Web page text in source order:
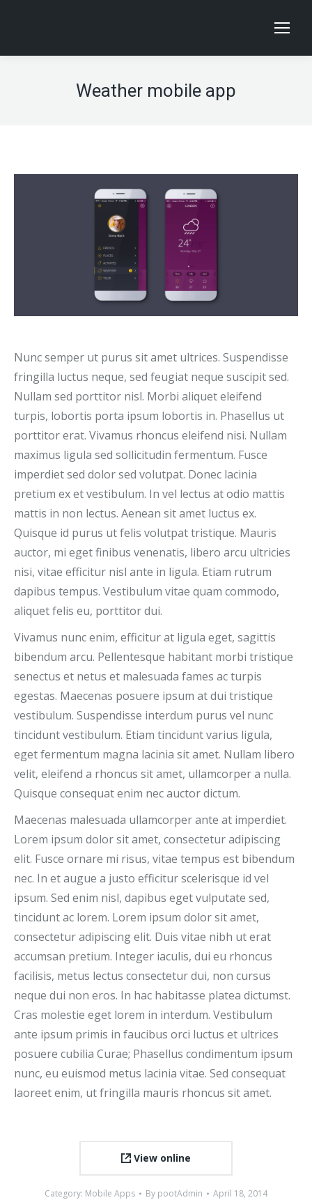
Weather mobile app
Nunc semper ut purus sit amet ultrices. Suspendisse
fringilla luctus neque, sed feugiat neque suscipit sed.
Nullam sed porttitor nisl. Morbi aliquet eleifend
turpis, lobortis porta ipsum lobortis in. Phasellus ut
porttitor erat. Vivamus rhoncus eleifend nisi. Nullam
maximus ligula sed sollicitudin fermentum. Fusce
imperdiet sed dolor sed volutpat. Donec lacinia
pretium ex et vestibulum. In vel lectus at odio mattis
mattis in non lectus. Aenean sit amet luctus ex.
Quisque id purus ut felis volutpat tristique. Mauris
auctor, mi eget finibus venenatis, libero arcu ultricies
nisi, vitae efficitur nisl ante in ligula. Etiam rutrum
dapibus tempus. Vestibulum vitae quam commodo,
aliquet felis eu, porttitor dui.
Vivamus nunc enim, efficitur at ligula eget, sagittis
bibendum arcu. Pellentesque habitant morbi tristique
senectus et netus et malesuada fames ac turpis
egestas. Maecenas posuere ipsum at dui tristique
vestibulum. Suspendisse interdum purus vel nunc
tincidunt vestibulum. Etiam tincidunt varius ligula,
eget fermentum magna lacinia sit amet. Nullam libero
velit, eleifend a rhoncus sit amet, ullamcorper a nulla.
Quisque consequat enim nec auctor dictum.
Maecenas malesuada ullamcorper ante at imperdiet.
Lorem ipsum dolor sit amet, consectetur adipiscing
elit. Fusce ornare mi risus, vitae tempus est bibendum
nec. In et augue a justo efficitur scelerisque id vel
ipsum. Sed enim nisl, dapibus eget vulputate sed,
tincidunt ac lorem. Lorem ipsum dolor sit amet,
consectetur adipiscing elit. Duis vitae nibh ut erat
accumsan pretium. Integer iaculis, dui eu rhoncus
facilisis, metus lectus consectetur dui, non cursus
neque dui non eros. In hac habitasse platea dictumst.
Cras molestie eget lorem in interdum. Vestibulum
ante ipsum primis in faucibus orci luctus et ultrices
posuere cubilia Curae; Phasellus condimentum ipsum
nunc, eu euismod metus lacinia vitae. Sed consequat
laoreet enim, ut fringilla mauris rhoncus sit amet.
View online
Category: Mobile Apps By pootAdmin April 18, 2014